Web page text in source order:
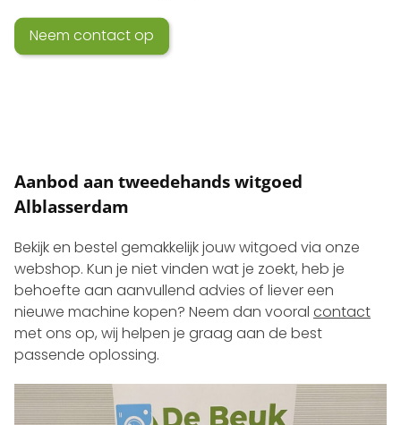
Neem contact op
Aanbod aan tweedehands witgoed
Alblasserdam
Bekijk en bestel gemakkelijk jouw witgoed via onze
webshop. Kun je niet vinden wat je zoekt, heb je
behoefte aan aanvullend advies of liever een
nieuwe machine kopen? Neem dan vooral contact
met ons op, wij helpen je graag aan de best
passende oplossing.